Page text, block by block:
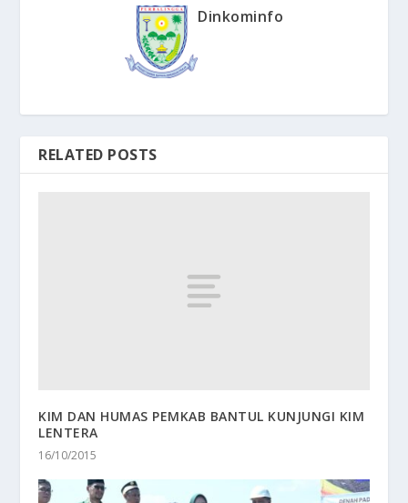
Dinkominfo
RELATED POSTS
KIM DAN HUMAS PEMKAB BANTUL KUNJUNGI KIM
LENTERA
16/10/2015